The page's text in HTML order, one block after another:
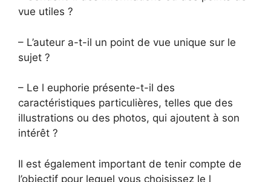
vue utiles ?
– L’auteur a-t-il un point de vue unique sur le
sujet ?
– Le l euphorie présente-t-il des
caractéristiques particulières, telles que des
illustrations ou des photos, qui ajoutent à son
intérêt ?
Il est également important de tenir compte de
l’objectif pour lequel vous choisissez le l